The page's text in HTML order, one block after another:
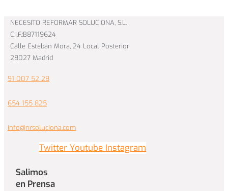
NECESITO REFORMAR SOLUCIONA, S.L.
C.I.F.:B87119624
Calle Esteban Mora, 24 Local Posterior
28027 Madrid
91 007 52 28
654 155 825
info@nrsoluciona.com
Twitter Youtube Instagram
Salimos
en Prensa